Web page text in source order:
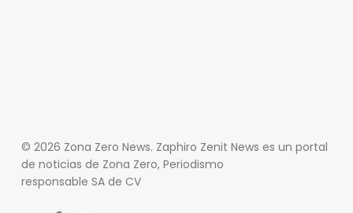
© 2026 Zona Zero News. Zaphiro Zenit News es un portal
de noticias de Zona Zero, Periodismo
responsable SA de CV